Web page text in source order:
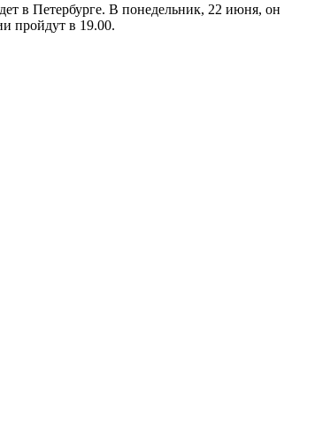
в Петербурге. В понедельник, 22 июня, он
пройдут в 19.00.